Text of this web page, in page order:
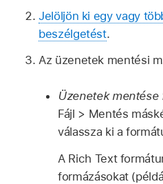
Jelöljön ki egy vagy
beszélgetést.
Az üzenetek mentési
Üzenetek mentése
Fájl > Mentés
válassza ki a
A Rich Text
formázásokat